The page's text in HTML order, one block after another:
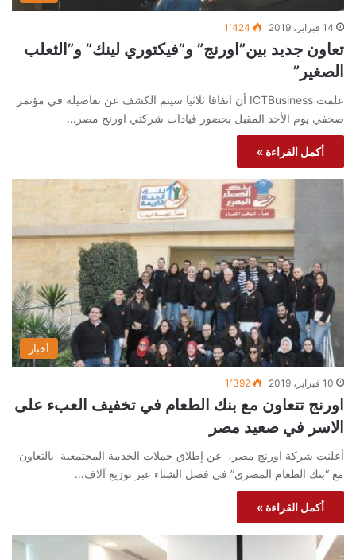
14 فبراير، 2019 1٬424
تعاون جديد بين”اورنج” و”فيكتوري لينك” و”الثعلب
الصغير”
علمت ICTBusiness أن اتفاقا ثلاثيا سيتم الكشف عن تفاصيله في مؤتمر
صحفي يوم الأحد المقبل بحضور قيادات شركتي اورنج مصر…
أكمل القراءة »
أخبار
10 فبراير، 2019 1٬392
اورنج تتعاون مع بنك الطعام في تخفيف العبء على
الاسر في صعيد مصر
أعلنت شركة اورنچ مصر، عن إطلاق حملات الخدمة المجتمعية بالتعاون
مع “بنك الطعام المصري” في فصل الشتاء عبر توزيع آلاف…
أكمل القراءة »